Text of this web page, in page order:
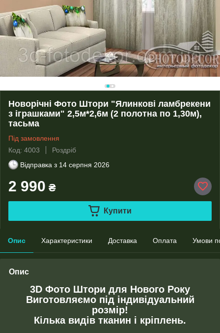
Новорічні Фото Штори "Ялинкові ламбрекени
з іграшками" 2,5м*2,6м (2 полотна по 1,30м),
тасьма
Під замовлення
Код: 4003
Роздріб
Відправка з 14 серпня 2026
2 990 ₴
Купити
Опис Характеристики Доставка Оплата Умови
Опис
3D Фото Штори для Нового Року
Виготовляємо під індивідуальний
розмір!
Кілька видів тканин і кріплень.